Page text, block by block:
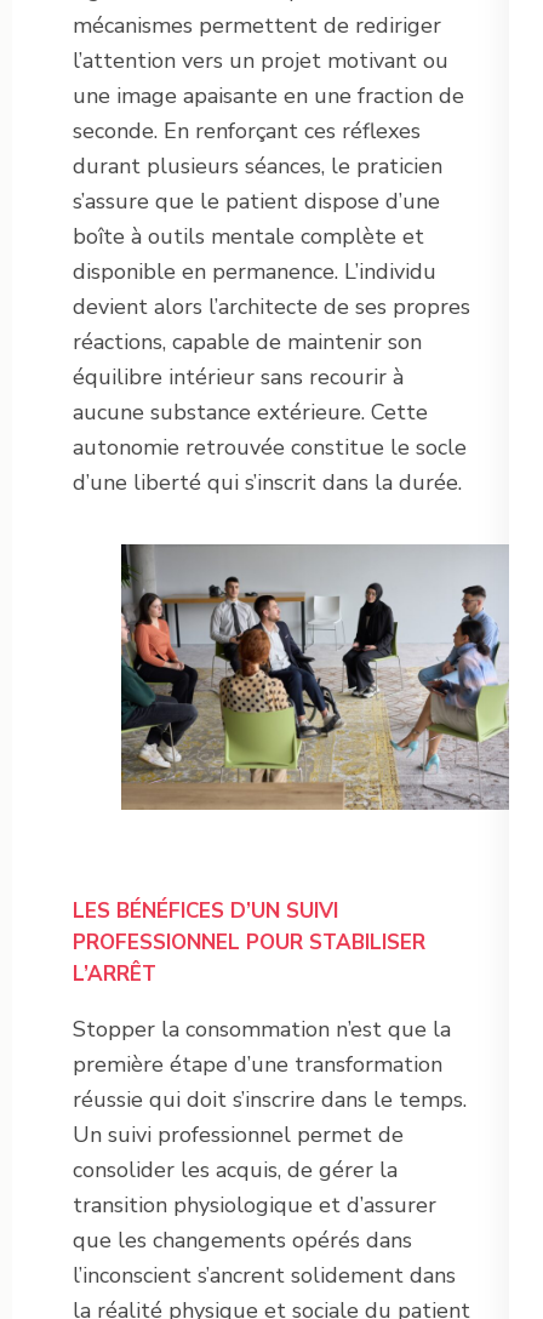
mécanismes permettent de rediriger
l’attention vers un projet motivant ou
une image apaisante en une fraction de
seconde. En renforçant ces réflexes
durant plusieurs séances, le praticien
s’assure que le patient dispose d’une
boîte à outils mentale complète et
disponible en permanence. L’individu
devient alors l’architecte de ses propres
réactions, capable de maintenir son
équilibre intérieur sans recourir à
aucune substance extérieure. Cette
autonomie retrouvée constitue le socle
d’une liberté qui s’inscrit dans la durée.
LES BÉNÉFICES D’UN SUIVI
PROFESSIONNEL POUR STABILISER
L’ARRÊT
Stopper la consommation n’est que la
première étape d’une transformation
réussie qui doit s’inscrire dans le temps.
Un suivi professionnel permet de
consolider les acquis, de gérer la
transition physiologique et d’assurer
que les changements opérés dans
l’inconscient s’ancrent solidement dans
la réalité physique et sociale du patient